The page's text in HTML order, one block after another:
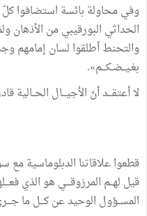
وفي محاولة بائسة استضافوا
الحداثي البورقيبي من الأذهان
والتحنط أطلقوا لسان إمامهم
بغـيــضـكـــم».
لا أعتقـــد أنّ الأجيـــال
قطعوا علاقاتنا الدبلوماسية مع
قيل لهــم المرزوقـــي هو الذي
المســؤول الوحيد عن كـــل ما